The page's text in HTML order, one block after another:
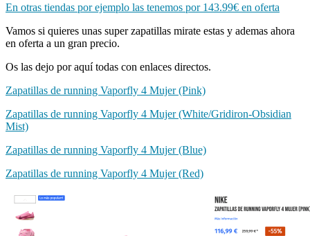
En otras tiendas por ejemplo las tenemos por 143.99€ en oferta
Vamos si quieres unas super zapatillas mirate estas y ademas ahora
en oferta a un gran precio.
Os las dejo por aquí todas con enlaces directos.
Zapatillas de running Vaporfly 4 Mujer (Pink)
Zapatillas de running Vaporfly 4 Mujer (White/Gridiron-Obsidian
Mist)
Zapatillas de running Vaporfly 4 Mujer (Blue)
Zapatillas de running Vaporfly 4 Mujer (Red)